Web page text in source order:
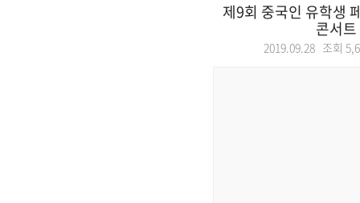
제9회 중국인 유학생
콘서트
2019.09.28 조회